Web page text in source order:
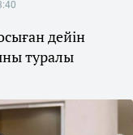
дейін
туралы